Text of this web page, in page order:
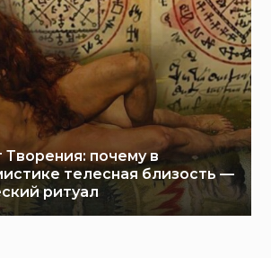
Творения: почему в
телесная близость —
ритуал